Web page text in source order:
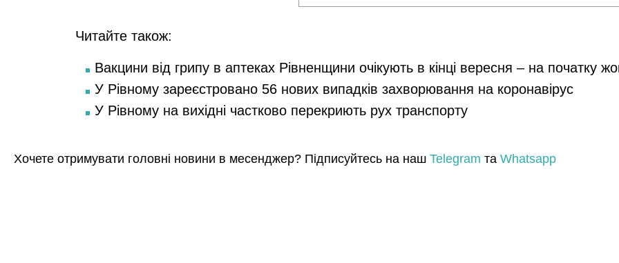
Читайте також:
Вакцини від грипу в аптеках Рівненщини очікують в кінці вересня – на початку
У Рівному зареєстровано 56 нових випадків захворювання на коронавірус
У Рівному на вихідні частково перекриють рух транспорту
Хочете отримувати головні новини в месенджер? Підписуйтесь на наш Telegram та Whatsapp